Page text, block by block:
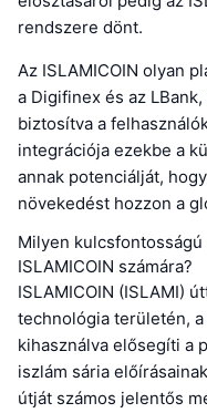
rendszere dönt.
Az ISLAMICOIN olyan
a Digifinex és az
biztosítva a
integrációja ezekbe a
annak potenciálját,
növekedést hozzon a
Milyen
ISLAMICOIN számára?
ISLAMICOIN (ISLAMI)
technológia területén,
kihasználva elősegíti a
iszlám sária
útját számos jelentős